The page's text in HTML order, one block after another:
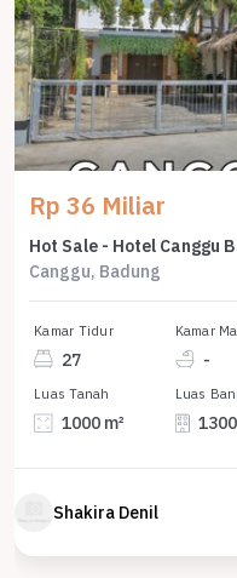
Rp 36 Miliar
Hot Sale - Hotel Canggu
Canggu, Badung
Kamar Tidur
27
Kamar
-
Luas Tanah
1000 m²
Luas
Shakira Denil